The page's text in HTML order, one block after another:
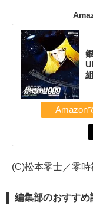
Amazon
(C)松本零士／零
編集部のおすすめ